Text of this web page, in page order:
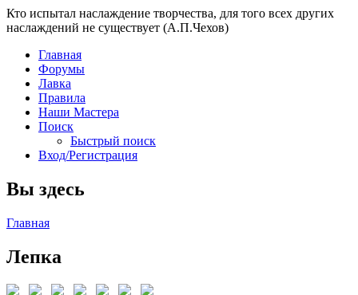
Кто испытал наслаждение творчества, для того всех других
наслаждений не существует (А.П.Чехов)
Главная
Форумы
Лавка
Правила
Наши Мастера
Поиск
Быстрый поиск
Вход/Регистрация
Вы здесь
Главная
Лепка